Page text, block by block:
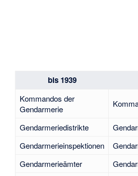
bis 1939
Kommandos der
Gendarmerie
Gendarmeriedistrikte
Gendarmerieinspektionen
Gendarmerieämter